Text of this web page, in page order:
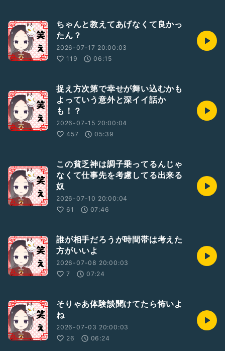
ちゃんと教えてあげなくて良かっ
たん？
2026-07-17 20:00:03
119
06:15
捉え方次第で幸せが舞い込むかも
よっていう意外と深イイ話か
も！？
2026-07-15 20:00:04
457
05:39
この貧乏神は調子乗ってるんじゃ
なくて仕事先を考慮してる出来る
奴
2026-07-10 20:00:04
61
07:46
誰が相手だろうが時間帯は考えた
方がいいよ
2026-07-08 20:00:03
7
07:24
そりゃあ体験談聞けてたら怖いよ
ね
2026-07-03 20:00:03
26
06:24